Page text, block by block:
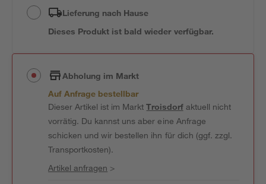
Lieferung nach Hause
Dieses Produkt ist bald wieder verfügbar.
Abholung im Markt
Auf Anfrage bestellbar
Dieser Artikel ist im MarktTroisdorfaktuell nicht
vorrätig. Du kannst uns aber eine Anfrage
schicken und wir bestellen ihn für dich (ggf. zzgl.
Transportkosten).
Artikel anfragen >